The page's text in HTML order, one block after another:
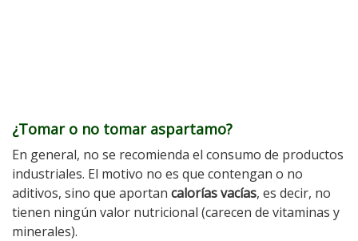
¿Tomar o no tomar aspartamo?
En general, no se recomienda el consumo de productos
industriales. El motivo no es que contengan o no
aditivos, sino que aportan calorías vacías, es decir, no
tienen ningún valor nutricional (carecen de vitaminas y
minerales).